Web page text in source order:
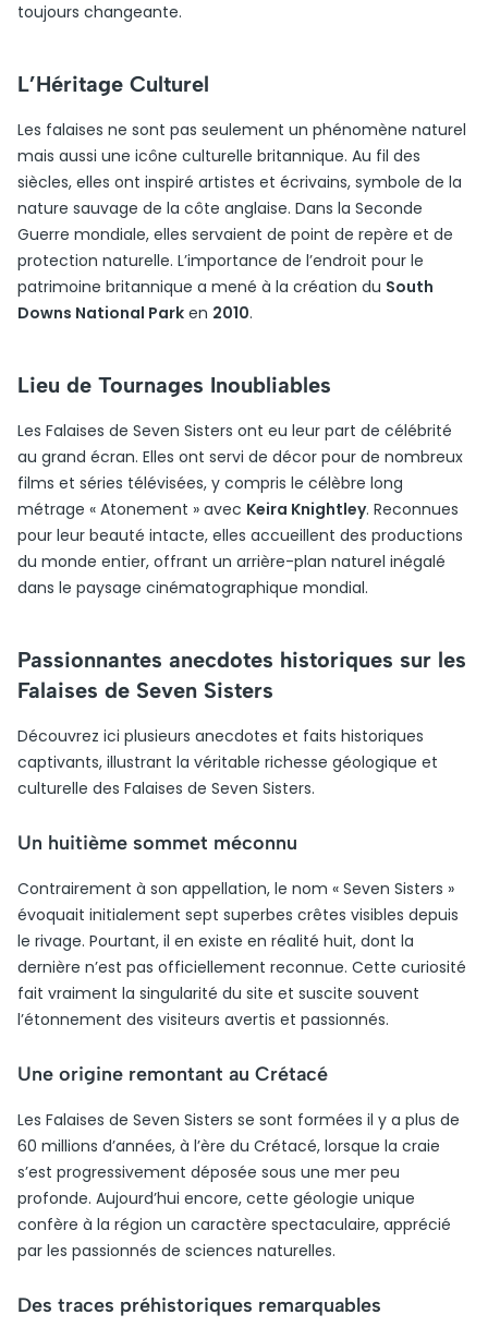
toujours changeante.
L’Héritage Culturel
Les falaises ne sont pas seulement un phénomène naturel
mais aussi une icône culturelle britannique. Au fil des
siècles, elles ont inspiré artistes et écrivains, symbole de la
nature sauvage de la côte anglaise. Dans la Seconde
Guerre mondiale, elles servaient de point de repère et de
protection naturelle. L’importance de l’endroit pour le
patrimoine britannique a mené à la création du South
Downs National Park en 2010.
Lieu de Tournages Inoubliables
Les Falaises de Seven Sisters ont eu leur part de célébrité
au grand écran. Elles ont servi de décor pour de nombreux
films et séries télévisées, y compris le célèbre long
métrage « Atonement » avec Keira Knightley. Reconnues
pour leur beauté intacte, elles accueillent des productions
du monde entier, offrant un arrière-plan naturel inégalé
dans le paysage cinématographique mondial.
Passionnantes anecdotes historiques sur les
Falaises de Seven Sisters
Découvrez ici plusieurs anecdotes et faits historiques
captivants, illustrant la véritable richesse géologique et
culturelle des Falaises de Seven Sisters.
Un huitième sommet méconnu
Contrairement à son appellation, le nom « Seven Sisters »
évoquait initialement sept superbes crêtes visibles depuis
le rivage. Pourtant, il en existe en réalité huit, dont la
dernière n’est pas officiellement reconnue. Cette curiosité
fait vraiment la singularité du site et suscite souvent
l’étonnement des visiteurs avertis et passionnés.
Une origine remontant au Crétacé
Les Falaises de Seven Sisters se sont formées il y a plus de
60 millions d’années, à l’ère du Crétacé, lorsque la craie
s’est progressivement déposée sous une mer peu
profonde. Aujourd’hui encore, cette géologie unique
confère à la région un caractère spectaculaire, apprécié
par les passionnés de sciences naturelles.
Des traces préhistoriques remarquables